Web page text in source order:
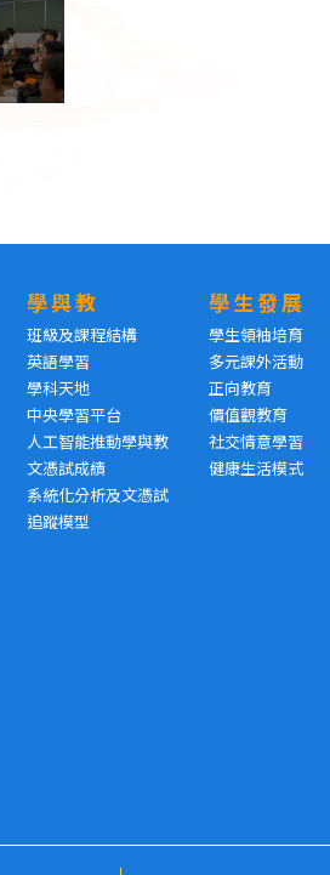
學與教
班級及課程結構
英語學習
學科天地
中央學習平台
人工智能推動學與教
文憑試成績
系統化分析及文憑試
追蹤模型
學生發展
學生領袖培育
多元課外活動
正向教育
價值觀教育
社交情意學習
健康生活模式